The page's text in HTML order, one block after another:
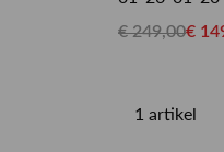
€ 249,00€
1 artikel